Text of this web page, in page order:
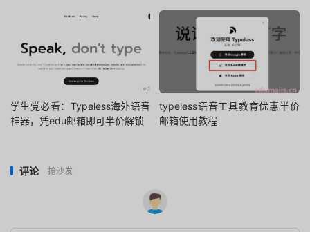
学生党必看：Typeless海外语音
神器，凭edu邮箱即可半价解锁
typeless语音工具教育优惠半价
邮箱使用教程
评论 抢沙发